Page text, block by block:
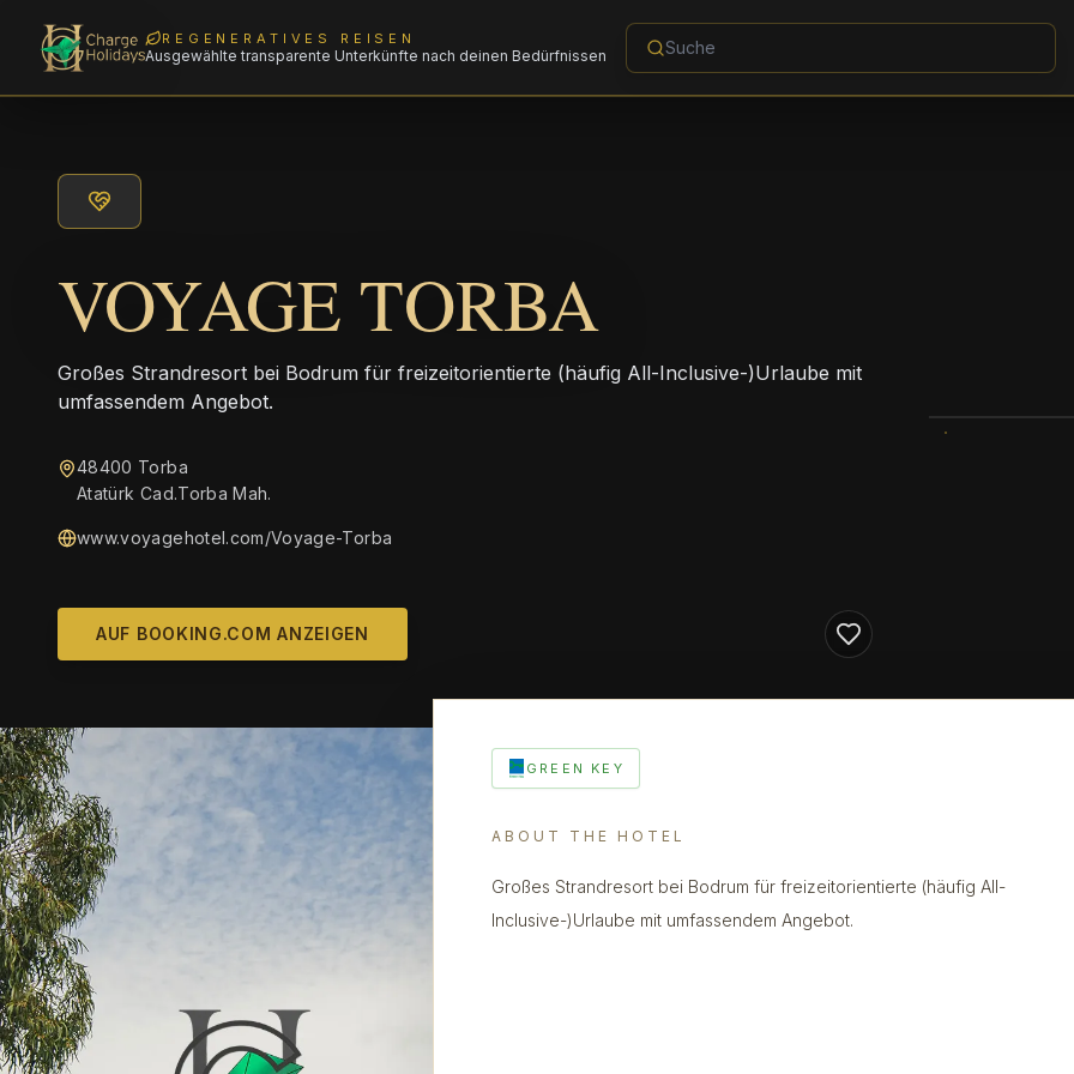
REGENERATIVES REISEN
Ausgewählte transparente Unterkünfte nach deinen Bedürfnissen
VOYAGE TORBA
Großes Strandresort bei Bodrum für freizeitorientierte (häufig All-Inclusive-)Urlaube mit
umfassendem Angebot.
48400 Torba
Atatürk Cad.Torba Mah.
www.voyagehotel.com/Voyage-Torba
AUF BOOKING.COM ANZEIGEN
GREEN KEY
ABOUT THE HOTEL
Großes Strandresort bei Bodrum für freizeitorientierte (häufig All-
Inclusive-)Urlaube mit umfassendem Angebot.